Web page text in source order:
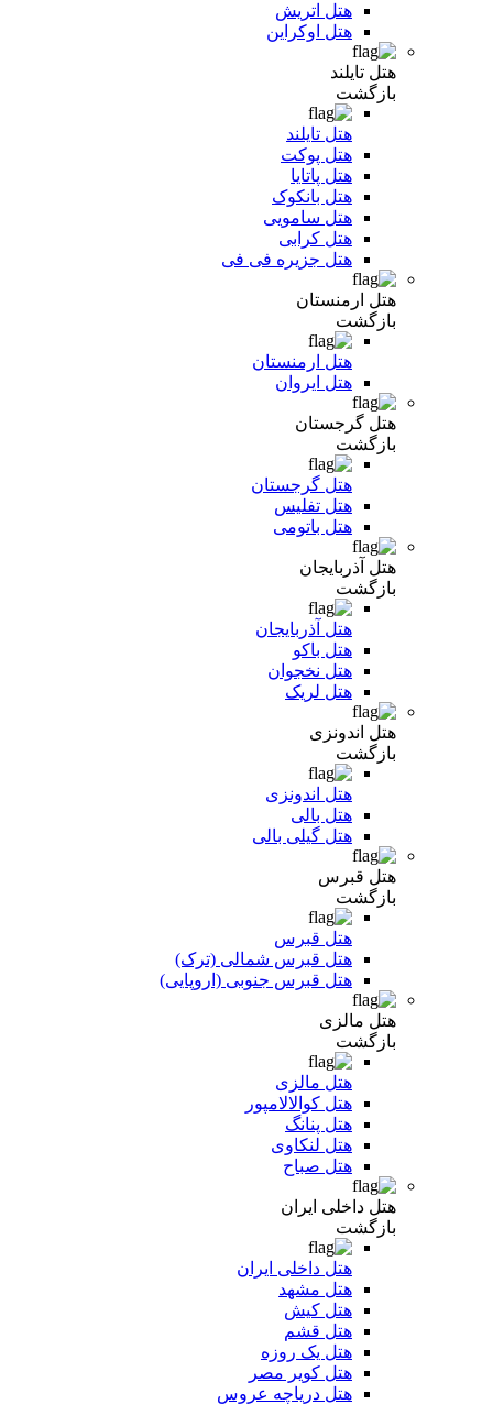
هتل اتریش
هتل اوکراین
هتل تایلند
بازگشت
هتل تایلند
هتل پوکت
هتل پاتایا
هتل بانکوک
هتل سامویی
هتل کرابی
هتل جزیره فی فی
هتل ارمنستان
بازگشت
هتل ارمنستان
هتل ایروان
هتل گرجستان
بازگشت
هتل گرجستان
هتل تفلیس
هتل باتومی
هتل آذربایجان
بازگشت
هتل آذربایجان
هتل باکو
هتل نخجوان
هتل لریک
هتل اندونزی
بازگشت
هتل اندونزی
هتل بالی
هتل گیلی بالی
هتل قبرس
بازگشت
هتل قبرس
هتل قبرس شمالی (ترک)
هتل قبرس جنوبی (اروپایی)
هتل مالزی
بازگشت
هتل مالزی
هتل کوالالامپور
هتل پنانگ
هتل لنکاوی
هتل صباح
هتل داخلی ایران
بازگشت
هتل داخلی ایران
هتل مشهد
هتل کیش
هتل قشم
هتل یک روزه
هتل کویر مصر
هتل دریاچه عروس